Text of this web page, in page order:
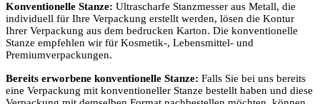
Konventionelle Stanze: Ultrascharfe Stanzmesser aus Metall, die
individuell für Ihre Verpackung erstellt werden, lösen die Kontur
Ihrer Verpackung aus dem bedrucken Karton. Die konventionelle
Stanze empfehlen wir für Kosmetik-, Lebensmittel- und
Premiumverpackungen.
Bereits erworbene konventionelle Stanze: Falls Sie bei uns bereits
eine Verpackung mit konventioneller Stanze bestellt haben und diese